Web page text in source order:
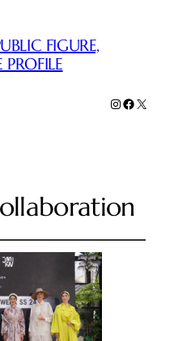
FIGURE,
Instagram
Facebook
X